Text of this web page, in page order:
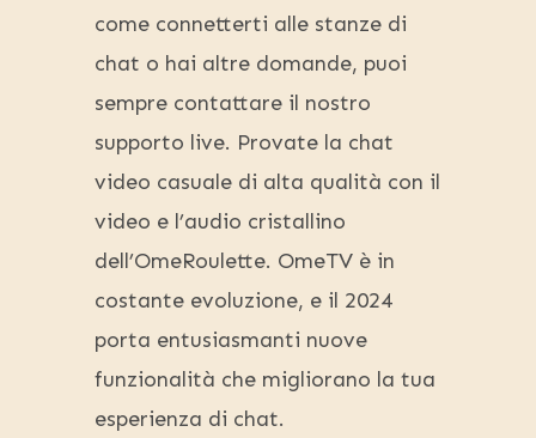
come connetterti alle stanze di
chat o hai altre domande, puoi
sempre contattare il nostro
supporto live. Provate la chat
video casuale di alta qualità con il
video e l’audio cristallino
dell’OmeRoulette. OmeTV è in
costante evoluzione, e il 2024
porta entusiasmanti nuove
funzionalità che migliorano la tua
esperienza di chat.